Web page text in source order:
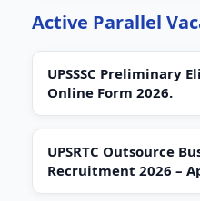
Active Parallel
UPSSSC Preliminary
Online Form 2026.
UPSRTC Outsource
Recruitment 2026 –